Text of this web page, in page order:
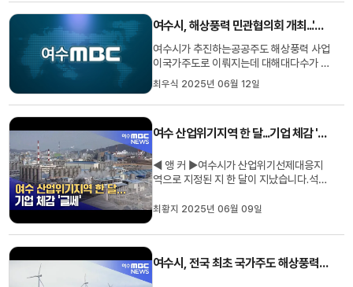
한 의견을 수렴했으며,정부위원과 민간위
원 등 25명의 위원들은공공주도 사업 방향
에 대해 찬성했고대상지 발굴과...
여수시, 해상풍력 민관협의회 개최...'국가주도사업 대다수 찬성' 대다수 찬성”
여수시가 추진하는공공주도 해상풍력 사업
이국가주도로 이뤄지는데 대해대다수가 찬
성하는 것으로 나타났습니다.여수시는 최
근, 해상풍력 민관협의회를 개최해특별법
에 따른 국가주도 해상풍력 사업 추진에 대
원 등 25명의 위원들은공공주도 사업 방향
최우식 2025년 06월 12일
여수 산업위기지역 한 달...기업 체감 '글쎄'
◀ 앵 커 ▶여수시가 산업위기선제대응지
역으로 지정된 지 한 달이 지났습니다.석유
란 기대감이 높았는데요.아직까지 이렇다
니다.최황지 기자가 취재했습니다. ◀ 리포
'피그'입니다.석유화학 설비가 ...
최황지 2025년 06월 09일
여수시, 전국 최초 국가주도 해상풍력 예비지구 지정 추진